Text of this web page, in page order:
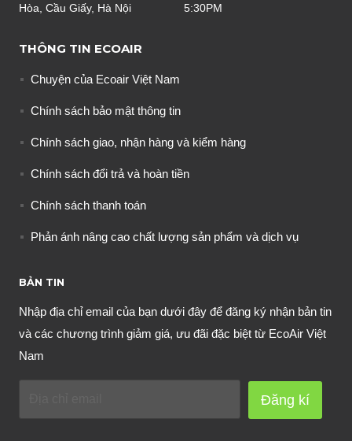
Hòa, Cầu Giấy, Hà Nội
5:30PM
THÔNG TIN ECOAIR
Chuyện của Ecoair Việt Nam
Chính sách bảo mật thông tin
Chính sách giao, nhận hàng và kiểm hàng
Chính sách đổi trả và hoàn tiền
Chính sách thanh toán
Phản ánh nâng cao chất lượng sản phẩm và dịch vụ
BẢN TIN
Nhập địa chỉ email của bạn dưới đây để đăng ký nhận bản tin
và các chương trình giảm giá, ưu đãi đặc biệt từ EcoAir Việt
Nam
Đăng kí